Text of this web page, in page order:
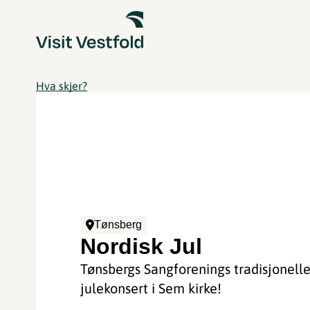
Hva skjer?
Tønsberg
Nordisk Jul
Tønsbergs Sangforenings
julekonsert i Sem kirke!